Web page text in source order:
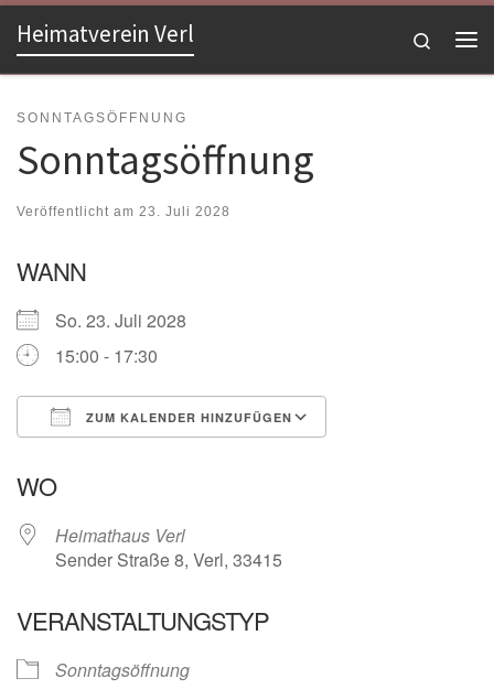
Zum Inhalt springen
Heimatverein Verl
Search
SONNTAGSÖFFNUNG
Sonntagsöffnung
Veröffentlicht am 23. Juli 2028
WANN
So. 23. Juli 2028
15:00 - 17:30
ZUM KALENDER HINZUFÜGEN
WO
Heimathaus Verl
Sender Straße 8, Verl, 33415
VERANSTALTUNGSTYP
Sonntagsöffnung